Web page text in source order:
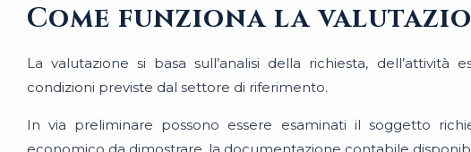
Come funziona la
La valutazione si basa sull’analisi della richiesta,
condizioni previste dal settore di riferimento.
In via preliminare possono essere esaminati il soggetto